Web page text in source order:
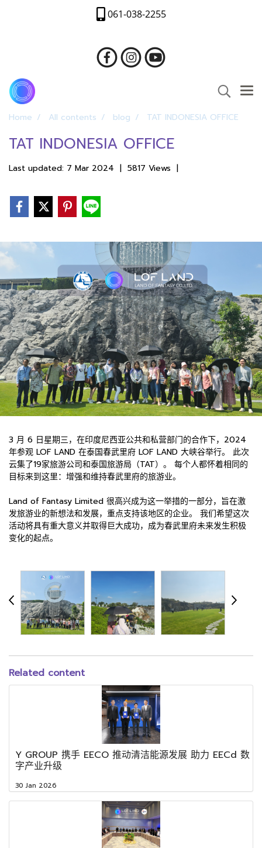
061-038-2255
Home All contents blog TAT INDONESIA OFFICE
TAT INDONESIA OFFICE
Last updated: 7 Mar 2024 | 5817 Views |
3 月 6 日星期三，在印度尼西亚公共和私营部门的合作下，2024
年参观 LOF LAND 在泰国春武里府 LOF LAND 大峡谷举行。 此次
云集了19家旅游公司和泰国旅游局（TAT）。 每个人都怀着相同的
目标来到这里：增强和维持春武里府的旅游业。
Land of Fantasy Limited 很高兴成为这一举措的一部分，旨在激
发旅游业的新想法和发展，重点支持该地区的企业。 我们希望这次
活动将具有重大意义并取得巨大成功，成为春武里府未来发生积极
变化的起点。
Related content
Y GROUP 携手 EECO 推动清洁能源发展 助力 EECd 数
字产业升级
30 Jan 2026